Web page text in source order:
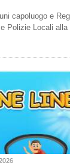
capoluogo e
Polizie Locali alla